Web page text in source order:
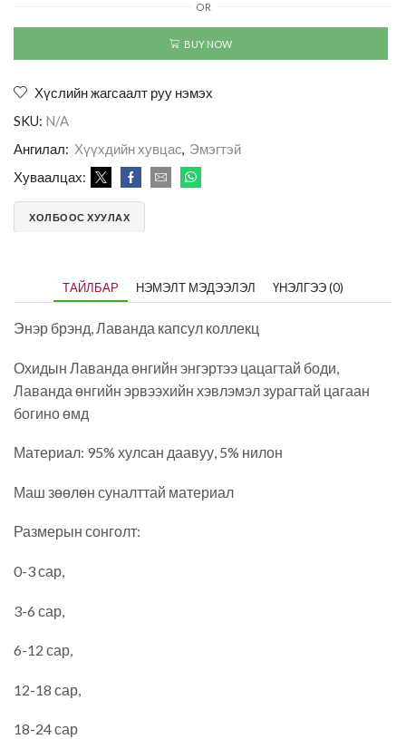
OR
BUY NOW
Хүслийн жагсаалт руу нэмэх
SKU: N/A
Ангилал: Хүүхдийн хувцас, Эмэгтэй
Хуваалцах:
ХОЛБООС ХУУЛАХ
ТАЙЛБАР НЭМЭЛТ МЭДЭЭЛЭЛ ҮНЭЛГЭЭ (0)
Энэр брэнд, Лаванда капсул коллекц
Охидын Лаванда өнгийн энгэртээ цацагтай боди,
Лаванда өнгийн эрвээхийн хэвлэмэл зурагтай цагаан
богино өмд
Материал: 95% хулсан даавуу, 5% нилон
Маш зөөлөн суналттай материал
Размерын сонголт:
0-3 сар,
3-6 сар,
6-12 сар,
12-18 сар,
18-24 сар